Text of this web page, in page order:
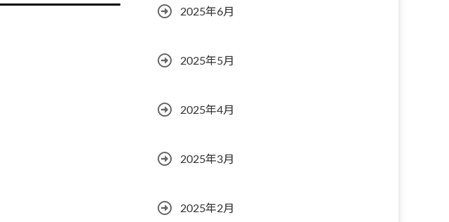
2025年6月
2025年5月
2025年4月
2025年3月
2025年2月